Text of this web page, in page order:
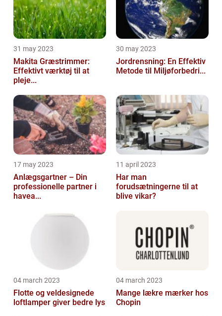
31 may 2023
Makita Græstrimmer:
Effektivt værktøj til at
pleje...
30 may 2023
Jordrensning: En Effektiv
Metode til Miljøforbedri...
17 may 2023
Anlægsgartner – Din
professionelle partner i
havea...
11 april 2023
Har man
forudsætningerne til at
blive vikar?
04 march 2023
Flotte og veldesignede
loftlamper giver bedre lys
04 march 2023
Mange lækre mærker hos
Chopin